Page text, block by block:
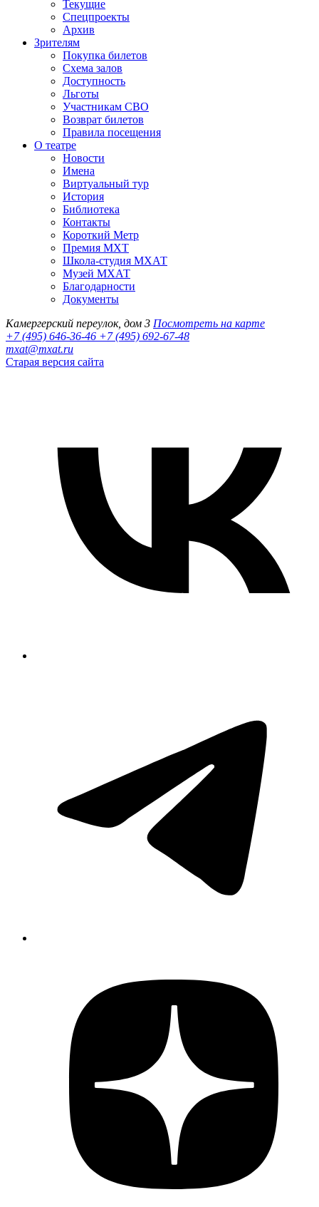
Текущие
Спецпроекты
Архив
Зрителям
Покупка билетов
Схема залов
Доступность
Льготы
Участникам СВО
Возврат билетов
Правила посещения
О театре
Новости
Имена
Виртуальный тур
История
Библиотека
Контакты
Короткий Метр
Премия МХТ
Школа-студия МХАТ
Музей МХАТ
Благодарности
Документы
Камергерский переулок, дом 3 Посмотреть на карте
+7 (495) 646-36-46 +7 (495) 692-67-48‬
mxat@mxat.ru
Старая версия сайта